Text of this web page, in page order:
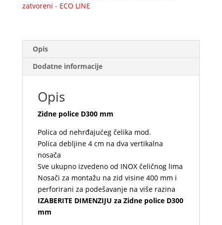
zatvoreni - ECO LINE
Opis
Dodatne informacije
Opis
Zidne police D300 mm
Polica od nehrđajućeg čelika mod.
Polica debljine 4 cm na dva vertikalna
nosača
Sve ukupno izvedeno od INOX čeličnog lima
Nosači za montažu na zid visine 400 mm i
perforirani za podešavanje na više razina
IZABERITE DIMENZIJU za Zidne police D300
mm